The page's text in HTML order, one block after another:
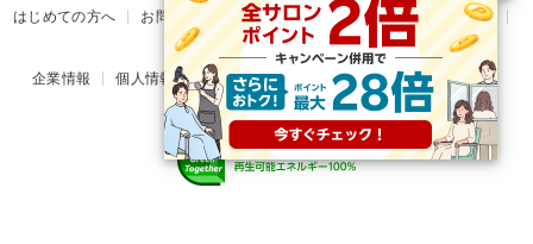
はじめての方へ お問い合わせ ヘルプ リリース情報
利用規約
掲載ご希望のサロン様
企業情報 個人情報保護方針 楽天のサービス一覧 アプリ一覧
© Rakuten Group, Inc.